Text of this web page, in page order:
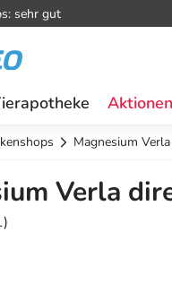
sehr gut
Aktionen
Magnesium Verla
Verla